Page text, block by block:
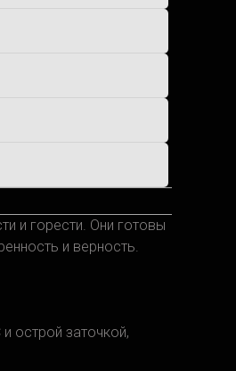
и горести. Они готовы
и верность.
острой заточкой,